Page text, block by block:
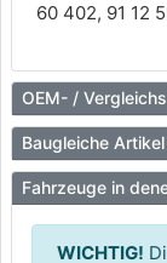
60 402, 91 12
OEM- /
Baugleiche
Fahrzeuge in
WICHTIG!